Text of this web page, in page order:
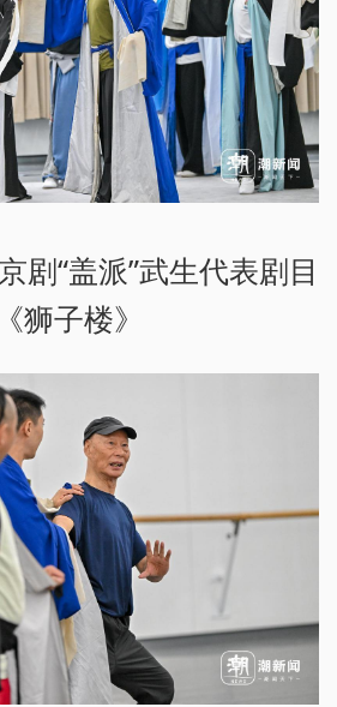
剧“盖派”武生代表剧目
《狮子楼》